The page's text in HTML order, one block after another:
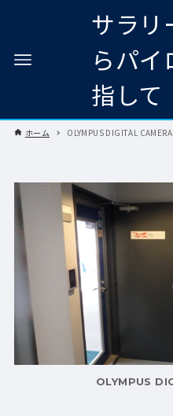
サラリ
らパイ
指して
ホーム OLYMPUS DIGITAL CAMERA
OLYMPUS